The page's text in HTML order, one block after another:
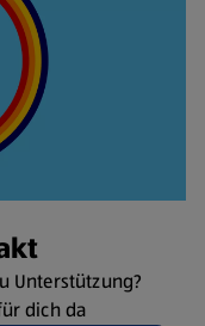
Unterstützung?
dich da